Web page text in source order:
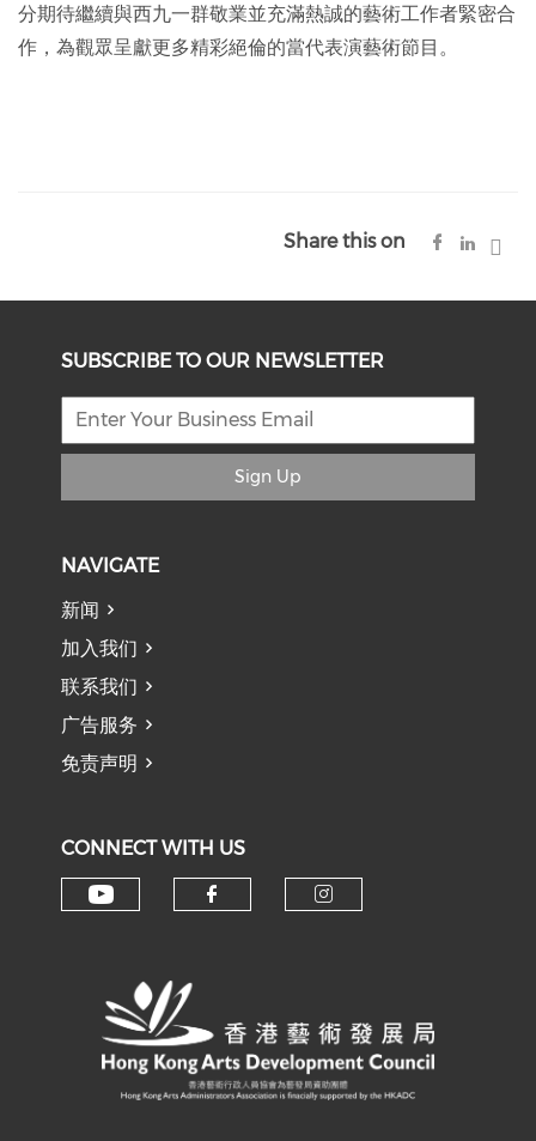
分期待繼續與西九一群敬業並充滿熱誠的藝術工作者緊密合
作，為觀眾呈獻更多精彩絕倫的當代表演藝術節目。
Share this on
SUBSCRIBE TO OUR NEWSLETTER
Sign Up
NAVIGATE
新闻
加入我们
联系我们
广告服务
免责声明
CONNECT WITH US